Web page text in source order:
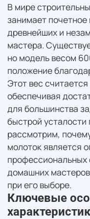
В мире
занимает
древнейших и
мастера.
но модель весом
положение
Этот вес
обеспечивая
для большинства
быстрой усталости
рассмотрим,
молоток является
профессиональных
домашних
при его выборе.
Ключевые